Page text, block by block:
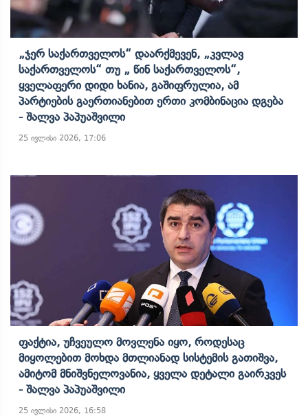
„ჯერ Საქართველოს“ Დაარქმევენ, „კვლავ
Საქართველოს“ Თუ „ Წინ Საქართველოს“,
Ყველაფერი Დიდი Ხანია, Გაშიფრულია, Ამ
Პარტიების Გაერთიანებით Ერთი Კომბინაცია Დგება
- Შალვა Პაპუაშვილი
25 ივლისი 2026, 17:06
Ფაქტია, Უჩვეულო Მოვლენა Იყო, Როდესაც
Მიყოლებით Მოხდა Მთლიანად Სისტემის Გათიშვა,
Ამიტომ Მნიშვნელოვანია, Ყველა Დეტალი Გაირკვეს
- Შალვა Პაპუაშვილი
25 ივლისი 2026, 16:58